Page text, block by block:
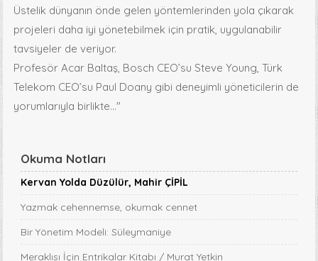
Üstelik dünyanın önde gelen yöntemlerinden yola çıkarak
projeleri daha iyi yönetebilmek için pratik, uygulanabilir
tavsiyeler de veriyor.
Profesör Acar Baltaş, Bosch CEO’su Steve Young, Türk
Telekom CEO’su Paul Doany gibi deneyimli yöneticilerin de
yorumlarıyla birlikte…"
Okuma Notları
Kervan Yolda Düzülür, Mahir ÇİPİL
Yazmak cehennemse, okumak cennet
Bir Yönetim Modeli: Süleymaniye
Meraklısı İçin Entrikalar Kitabı / Murat Yetkin